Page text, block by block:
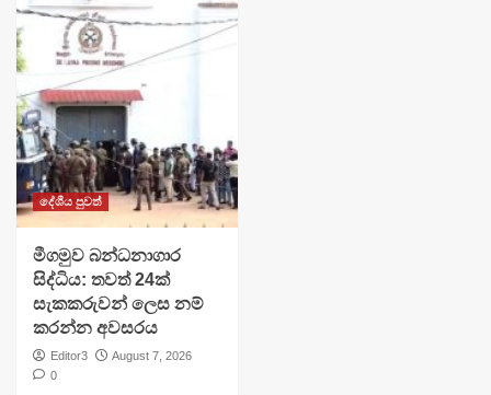
දේශීය පුවත්
මීගමුව බන්ධනාගාර
සිද්ධිය: තවත් 24ක්
සැකකරුවන් ලෙස නම්
කරන්න අවසරය
Editor3
August 7, 2026
0